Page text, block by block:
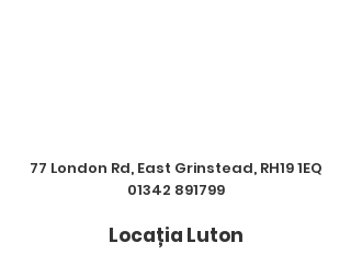
77 London Rd, East Grinstead, RH19 1EQ
01342 891799
Locația Luton